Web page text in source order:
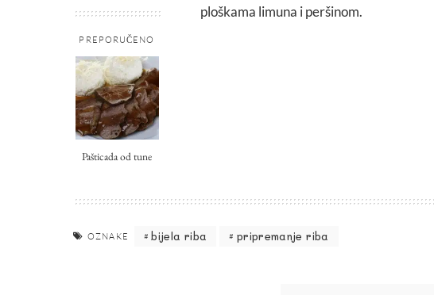
PREPORUČENO
Pašticada od tune
ploškama limuna i peršinom.
OZNAKE bijela riba pripremanje riba